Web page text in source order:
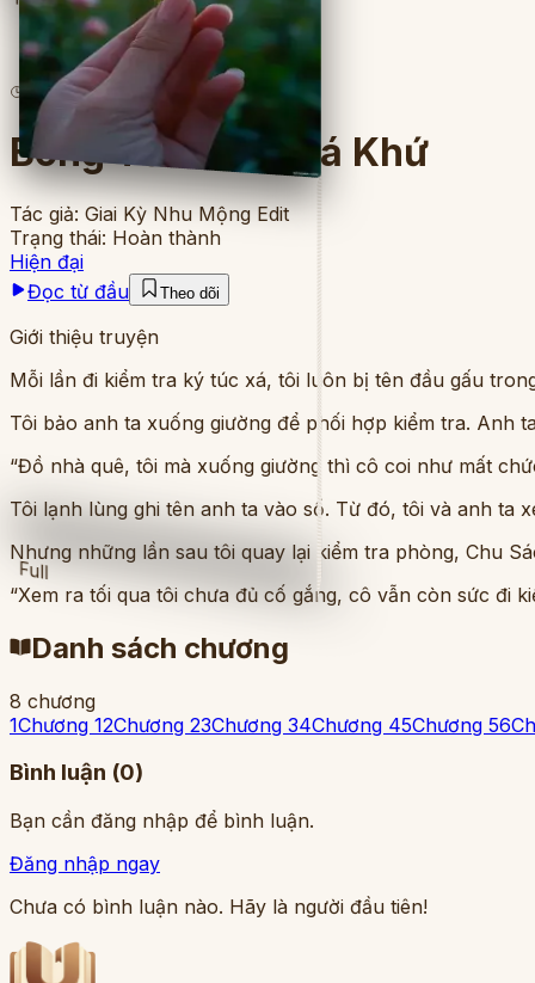
Full
11lượt đọc chương
Bóng Tối Của Quá Khứ
Tác giả: Giai Kỳ Nhu Mộng Edit
Trạng thái: Hoàn thành
Hiện đại
Đọc từ đầu
Theo dõi
Giới thiệu truyện
Mỗi lần đi kiểm tra ký túc xá, tôi luôn bị tên đầu gấu
Tôi bảo anh ta xuống giường để phối hợp kiểm tra. Anh
“Đồ nhà quê, tôi mà xuống giường thì cô coi như mất
Tôi lạnh lùng ghi tên anh ta vào sổ. Từ đó, tôi và anh ta
Nhưng những lần sau tôi quay lại kiểm tra phòng, Chu
“Xem ra tối qua tôi chưa đủ cố gắng, cô vẫn còn sức đi
Danh sách chương
8 chương
1Chương 12Chương 23Chương 34Chương 45Chương 56
Bình luận (0)
Bạn cần đăng nhập để bình luận.
Đăng nhập ngay
Chưa có bình luận nào. Hãy là người đầu tiên!